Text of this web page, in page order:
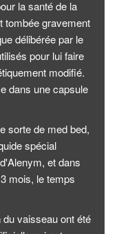
la santé de la
tombée gravement
délibérée par le
pour lui faire
modifié.
dans une capsule
sorte de med bed,
spécial
et dans
mois, le temps
vaisseau ont été